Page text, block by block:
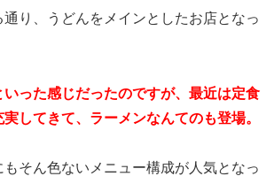
通り、うどんをメインとしたお店となっ
った感じだったのですが、最近は定食
してきて、ラーメンなんてのも登場。
そん色ないメニュー構成が人気となっ